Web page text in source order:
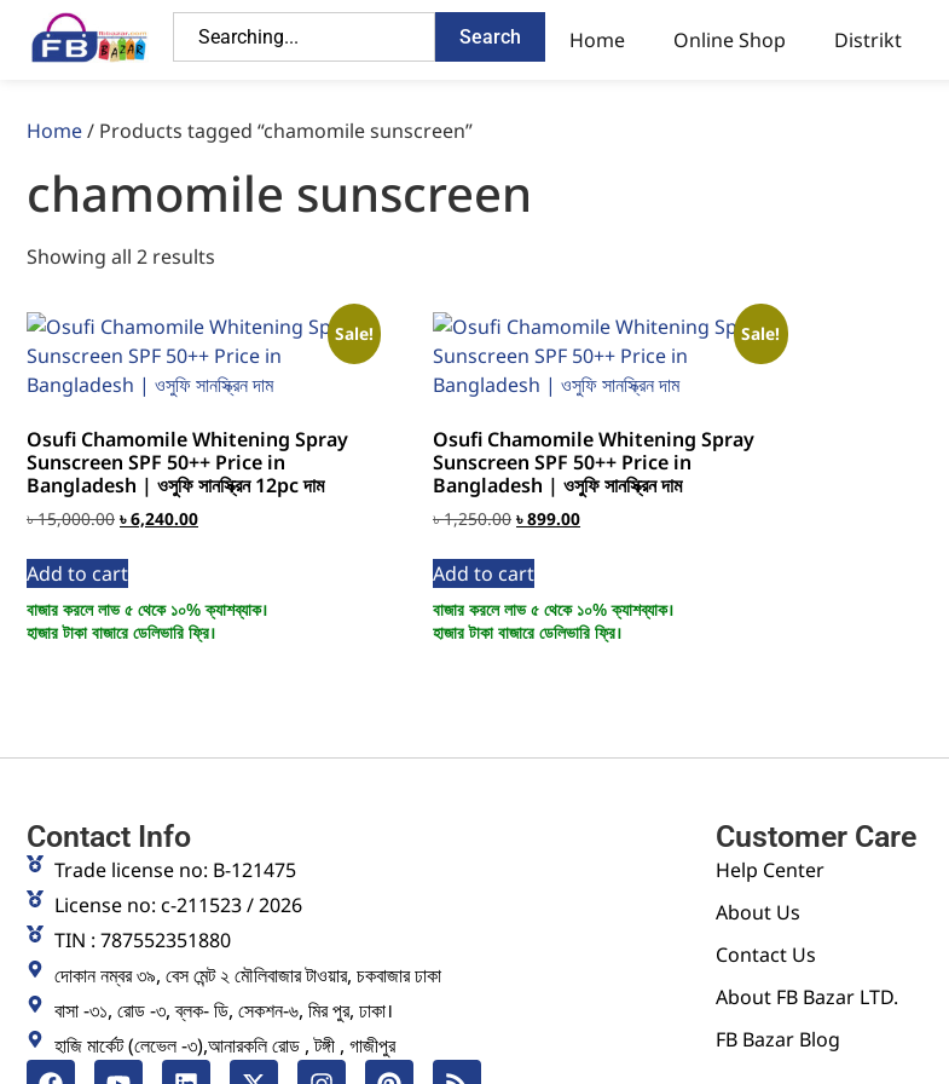
Search Home Online Shop Distrikt
Home/ Products tagged “chamomile sunscreen”
chamomile sunscreen
Showing all 2 results
Sale!
Osufi Chamomile Whitening Spray
Sunscreen SPF 50++ Price in
Bangladesh | ওসুফি সানস্ক্রিন 12pc দাম
৳15,000.00 ৳6,240.00
Add to cart
বাজার করলে লাভ ৫ থেকে ১০% ক্যাশব্যাক।
হাজার টাকা বাজারে ডেলিভারি ফ্রি।
Sale!
Osufi Chamomile Whitening Spray
Sunscreen SPF 50++ Price in
Bangladesh | ওসুফি সানস্ক্রিন দাম
৳1,250.00 ৳899.00
Add to cart
বাজার করলে লাভ ৫ থেকে ১০% ক্যাশব্যাক।
হাজার টাকা বাজারে ডেলিভারি ফ্রি।
Contact Info
Trade license no: B-121475
License no: c-211523 / 2026
TIN : 787552351880
দোকান নম্বর ৩৯, বেস মেন্ট ২ মৌলিবাজার টাওয়ার, চকবাজার ঢাকা
বাসা -৩১, রোড -৩, ব্লক- ডি, সেকশন-৬, মির পুর, ঢাকা।
হাজি মার্কেট (লেভেল -৩),আনারকলি রোড , টঙ্গী , গাজীপুর
Customer Care
Help Center
About Us
Contact Us
About FB Bazar LTD.
FB Bazar Blog